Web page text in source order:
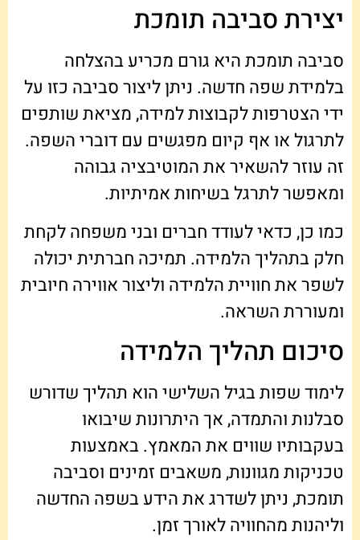
יצירת סביבה תומכת
סביבה תומכת היא גורם מכריע בהצלחה
בלמידת שפה חדשה. ניתן ליצור סביבה כזו על
ידי הצטרפות לקבוצות למידה, מציאת שותפים
לתרגול או אף קיום מפגשים עם דוברי השפה.
זה עוזר להשאיר את המוטיבציה גבוהה
ומאפשר לתרגל בשיחות אמיתיות.
כמו כן, כדאי לעודד חברים ובני משפחה לקחת
חלק בתהליך הלמידה. תמיכה חברתית יכולה
לשפר את חוויית הלמידה וליצור אווירה חיובית
ומעוררת השראה.
סיכום תהליך הלמידה
לימוד שפות בגיל השלישי הוא תהליך שדורש
סבלנות והתמדה, אך היתרונות שיבואו
בעקבותיו שווים את המאמץ. באמצעות
טכניקות מגוונות, משאבים זמינים וסביבה
תומכת, ניתן לשדרג את הידע בשפה החדשה
וליהנות מהחוויה לאורך זמן.